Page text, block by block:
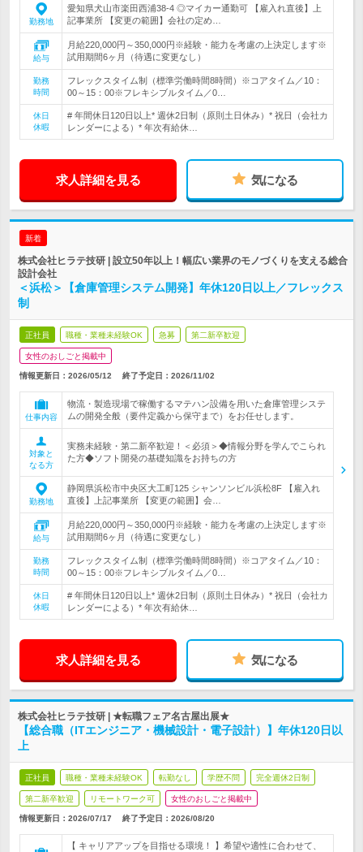
勤務地
愛知県犬山市楽田西浦38-4 ◎マイカー通勤可 【雇入れ直後】上
記事業所 【変更の範囲】会社の定め…
給与
月給220,000円～350,000円※経験・能力を考慮の上決定します※
試用期間6ヶ月（待遇に変更なし）
勤務
時間
フレックスタイム制（標準労働時間8時間）※コアタイム／10：
00～15：00※フレキシブルタイム／0…
休日
休暇
# 年間休日120日以上* 週休2日制（原則土日休み）* 祝日（会社カ
レンダーによる）* 年次有給休…
求人詳細を見る 気になる
新着
株式会社ヒラテ技研 | 設立50年以上！幅広い業界のモノづくりを支える総合
設計会社
＜浜松＞【倉庫管理システム開発】年休120日以上／フレックス
制
正社員 職種・業種未経験OK 急募 第二新卒歓迎
女性のおしごと掲載中
情報更新日：2026/05/12 終了予定日： 2026/11/02
仕事内容
物流・製造現場で稼働するマテハン設備を用いた倉庫管理システ
ムの開発全般（要件定義から保守まで）をお任せします。
対象と
なる方
実務未経験・第二新卒歓迎！＜必須＞◆情報分野を学んでこられ
た方◆ソフト開発の基礎知識をお持ちの方
勤務地
静岡県浜松市中央区大工町125 シャンソンビル浜松8F 【雇入れ
直後】上記事業所 【変更の範囲】会…
給与
月給220,000円～350,000円※経験・能力を考慮の上決定します※
試用期間6ヶ月（待遇に変更なし）
勤務
時間
フレックスタイム制（標準労働時間8時間）※コアタイム／10：
00～15：00※フレキシブルタイム／0…
休日
休暇
# 年間休日120日以上* 週休2日制（原則土日休み）* 祝日（会社カ
レンダーによる）* 年次有給休…
求人詳細を見る 気になる
株式会社ヒラテ技研 | ★転職フェア名古屋出展★
【総合職（ITエンジニア・機械設計・電子設計）】年休120日以
上
正社員 職種・業種未経験OK 転勤なし 学歴不問 完全週休2日制
第二新卒歓迎 リモートワーク可 女性のおしごと掲載中
情報更新日：2026/07/17 終了予定日： 2026/08/20
【 キャリアアップを目指せる環境！ 】希望や適性に合わせて、